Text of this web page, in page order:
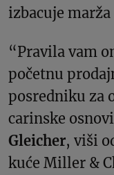
izbacuje
“Pravila vam
početnu
posredniku za
carinske
Gleicher, viši
kuće Miller &